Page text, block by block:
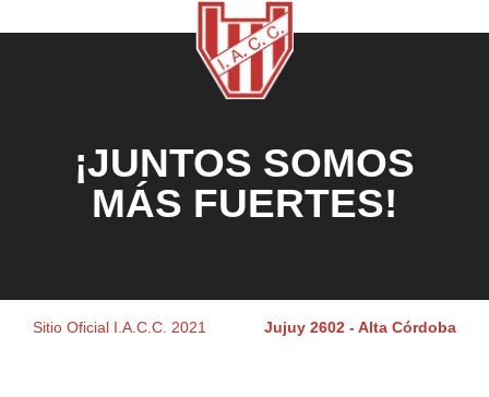
¡JUNTOS SOMOS
MÁS FUERTES!
Sitio Oficial I.A.C.C. 2021 Jujuy 2602 - Alta Córdoba